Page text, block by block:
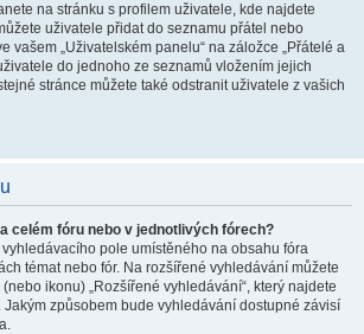
na stránku s profilem uživatele, kde najdete
uživatele přidat do seznamu přátel nebo
vašem „Uživatelském panelu“ na záložce „Přátelé a
do jednoho ze seznamů vložením jejich
stránce můžete také odstranit uživatele z vašich
celém fóru nebo v jednotlivých fórech?
pole umístěného na obsahu fóra
témat nebo fór. Na rozšířené vyhledávání můžete
ikonu) „Rozšířené vyhledávání“, který najdete
Jakým způsobem bude vyhledávání dostupné závisí